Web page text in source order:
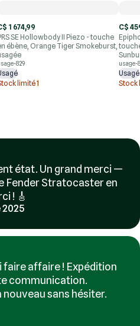
1 674,99
SE Hollowbody II Piezo - touche
ébène, Orange Tiger Smokeburst,
829
limité1
C$
usage-
Usagé
Stock
état. Un grand merci —
Fender Stratocaster en
! 🎸
2025
faire affaire ! Expédition
communication.
nouveau sans hésiter.